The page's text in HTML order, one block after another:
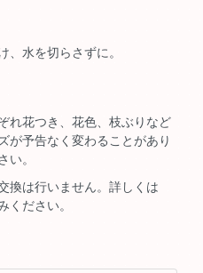
、水を切らさずに。
れ花つき、花色、枝ぶりなど
が予告なく変わることがあり
い。
換は行いません。詳しくは
ください。